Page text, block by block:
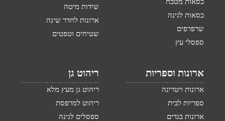
כסאות לגינה
שרפרפים
ספסלי עץ
שידות מיטה
ארונות לחדר שינה
שטיחים וטפטים
ארונות וספריות
ארונות ויטרינה
ספריות לבית
ארונות בגדים
ריהוט גן
ריהוט גן מעץ מלא
ריהוט למרפסת
ספסלים לגינה